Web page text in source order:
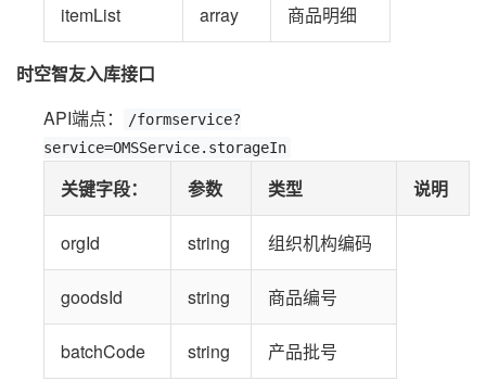
itemList array 商品明细
时空智友入库接口
API端点：
/formservice?
service=OMSService.storageIn
关键字段： 参数 类型 说明
orgId string 组织机构编码
goodsId string 商品编号
batchCode string 产品批号